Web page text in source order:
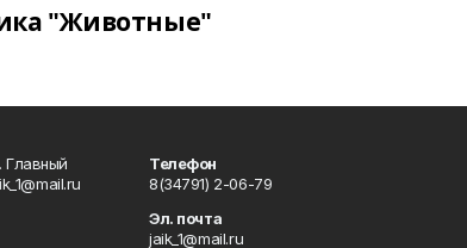
"Животные"
Главный
Телефон
8(34791) 2-06-79
Эл. почта
jaik_1@mail.ru